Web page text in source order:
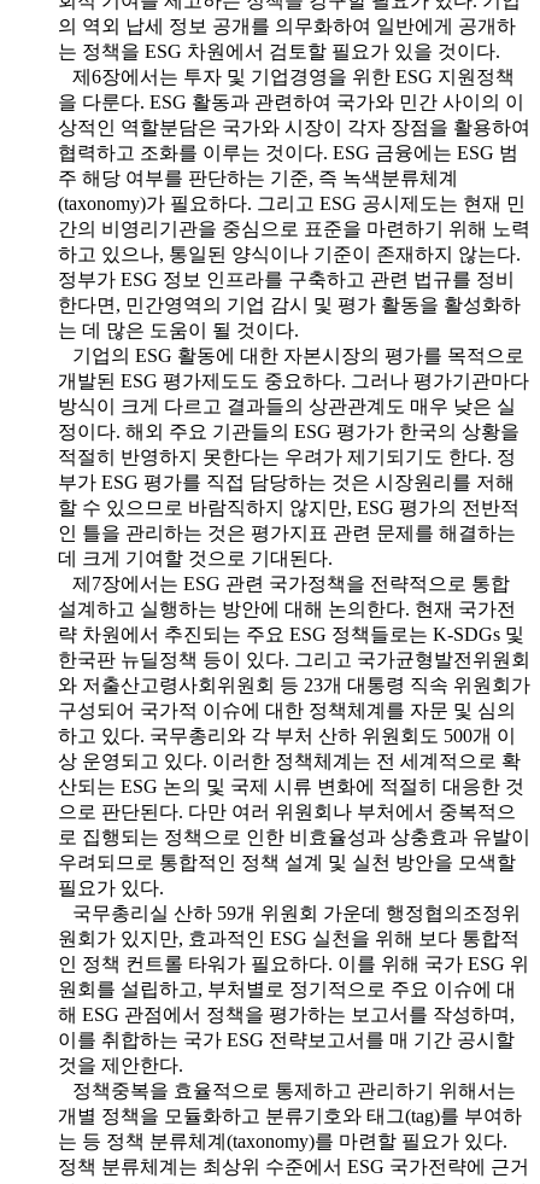
의 역외 납세 정보 공개를 의무화하여 일반에게 공개하
는 정책을 ESG 차원에서 검토할 필요가 있을 것이다.
제6장에서는 투자 및 기업경영을 위한 ESG 지원정책
을 다룬다. ESG 활동과 관련하여 국가와 민간 사이의 이
상적인 역할분담은 국가와 시장이 각자 장점을 활용하여
협력하고 조화를 이루는 것이다. ESG 금융에는 ESG 범
주 해당 여부를 판단하는 기준, 즉 녹색분류체계
(taxonomy)가 필요하다. 그리고 ESG 공시제도는 현재 민
간의 비영리기관을 중심으로 표준을 마련하기 위해 노력
하고 있으나, 통일된 양식이나 기준이 존재하지 않는다.
정부가 ESG 정보 인프라를 구축하고 관련 법규를 정비
한다면, 민간영역의 기업 감시 및 평가 활동을 활성화하
는 데 많은 도움이 될 것이다.
기업의 ESG 활동에 대한 자본시장의 평가를 목적으로
개발된 ESG 평가제도도 중요하다. 그러나 평가기관마다
방식이 크게 다르고 결과들의 상관관계도 매우 낮은 실
정이다. 해외 주요 기관들의 ESG 평가가 한국의 상황을
적절히 반영하지 못한다는 우려가 제기되기도 한다. 정
부가 ESG 평가를 직접 담당하는 것은 시장원리를 저해
할 수 있으므로 바람직하지 않지만, ESG 평가의 전반적
인 틀을 관리하는 것은 평가지표 관련 문제를 해결하는
데 크게 기여할 것으로 기대된다.
제7장에서는 ESG 관련 국가정책을 전략적으로 통합
설계하고 실행하는 방안에 대해 논의한다. 현재 국가전
략 차원에서 추진되는 주요 ESG 정책들로는 K-SDGs 및
한국판 뉴딜정책 등이 있다. 그리고 국가균형발전위원회
와 저출산고령사회위원회 등 23개 대통령 직속 위원회가
구성되어 국가적 이슈에 대한 정책체계를 자문 및 심의
하고 있다. 국무총리와 각 부처 산하 위원회도 500개 이
상 운영되고 있다. 이러한 정책체계는 전 세계적으로 확
산되는 ESG 논의 및 국제 시류 변화에 적절히 대응한 것
으로 판단된다. 다만 여러 위원회나 부처에서 중복적으
로 집행되는 정책으로 인한 비효율성과 상충효과 유발이
우려되므로 통합적인 정책 설계 및 실천 방안을 모색할
필요가 있다.
국무총리실 산하 59개 위원회 가운데 행정협의조정위
원회가 있지만, 효과적인 ESG 실천을 위해 보다 통합적
인 정책 컨트롤 타워가 필요하다. 이를 위해 국가 ESG 위
원회를 설립하고, 부처별로 정기적으로 주요 이슈에 대
해 ESG 관점에서 정책을 평가하는 보고서를 작성하며,
이를 취합하는 국가 ESG 전략보고서를 매 기간 공시할
것을 제안한다.
정책중복을 효율적으로 통제하고 관리하기 위해서는
개별 정책을 모듈화하고 분류기호와 태그(tag)를 부여하
는 등 정책 분류체계(taxonomy)를 마련할 필요가 있다.
정책 분류체계는 최상위 수준에서 ESG 국가전략에 근거